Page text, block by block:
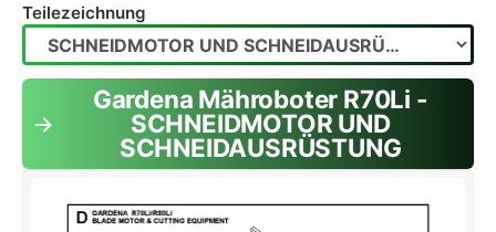
Gardena Mähroboter R70Li -
SCHNEIDMOTOR UND
SCHNEIDAUSRÜSTUNG
Teilezeichnung